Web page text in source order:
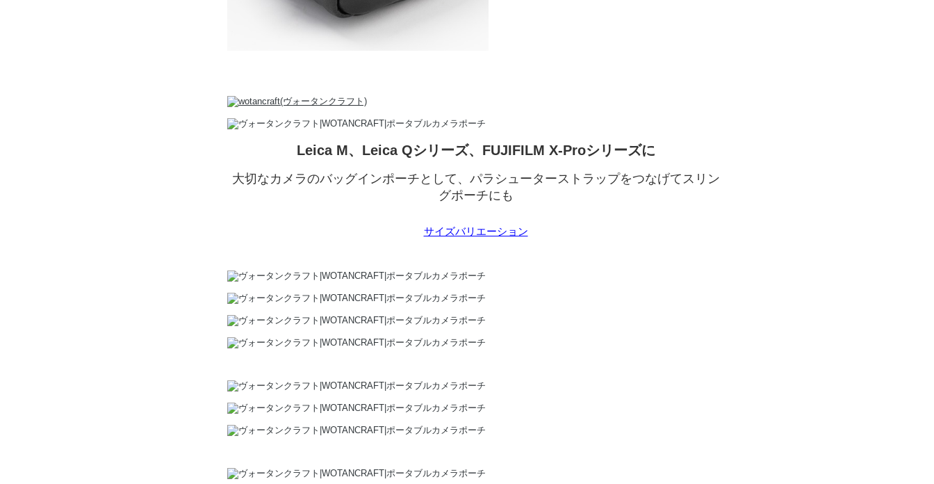
Leica M、Leica Qシリーズ、FUJIFILM X-Proシリーズに
大切なカメラのバッグインポーチとして、パラシューターストラップをつなげてスリン
グポーチにも
サイズバリエーション